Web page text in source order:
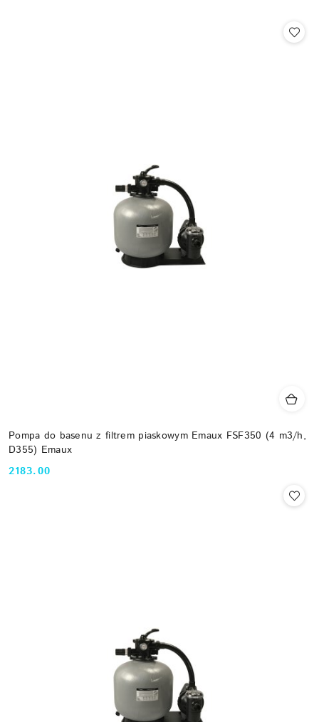
Pompa do basenu z filtrem piaskowym Emaux FSF350 (4 m3/h,
D355) Emaux
Cena:
2183.00